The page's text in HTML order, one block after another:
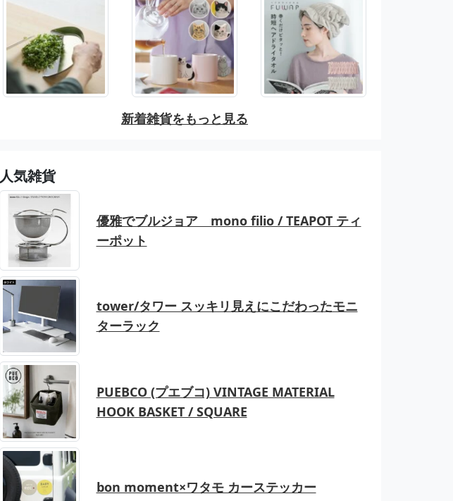
新着雑貨をもっと見る
人気雑貨
優雅でブルジョア mono filio / TEAPOT ティ
ーポット
tower/タワー スッキリ見えにこだわったモニ
ターラック
PUEBCO (プエブコ) VINTAGE MATERIAL
HOOK BASKET / SQUARE
bon moment×ワタモ カーステッカー